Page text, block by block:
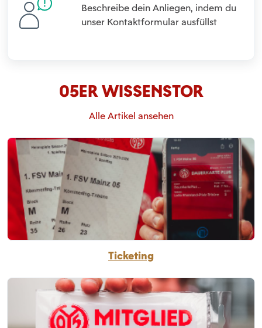
Beschreibe dein Anliegen, indem du
unser Kontaktformular ausfüllst
05ER WISSENSTOR
Alle Artikel ansehen
Ticketing